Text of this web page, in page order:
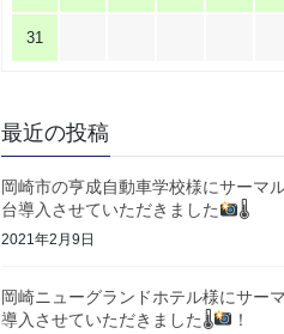
31
最近の投稿
岡崎市の亨成自動車学校様にサーマ
台導入させていただきました
🌡
2021年2月9日
岡崎ニューグランドホテル様にサー
導入させていただきました🌡
！